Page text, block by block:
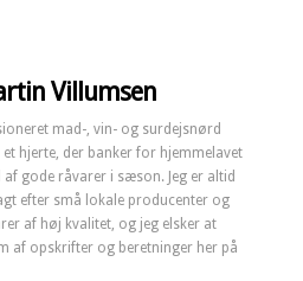
Villumsen
mad-, vin- og surdejsnørd
et hjerte, der banker for hjemmelavet
af gode råvarer i sæson. Jeg er altid
efter små lokale producenter og
af høj kvalitet, og jeg elsker at
af opskrifter og beretninger her på